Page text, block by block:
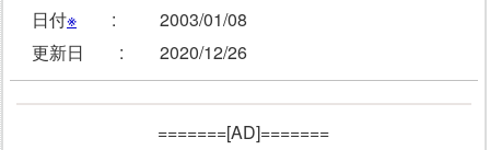
日付※ :
2003/01/08
更新日 :
2020/12/26
=======[AD]=======